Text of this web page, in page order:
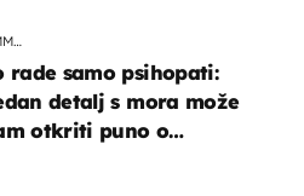
rade samo psihopati:
detalj s mora može
otkriti puno o